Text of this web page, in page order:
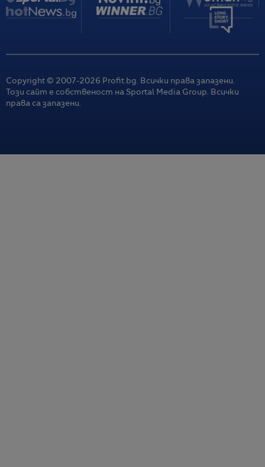
Copyright © 2007-2026 Profit.bg. Всички права запазени.
Този сайт е собственост на Sportal Media Group. Всички
права са запазени.